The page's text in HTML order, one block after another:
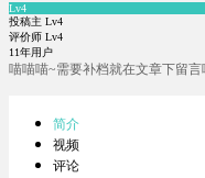
Lv4
投稿主 Lv4
评价师 Lv4
11年用户
喵喵喵~需要补档就在文章下留言
简介
视频
评论